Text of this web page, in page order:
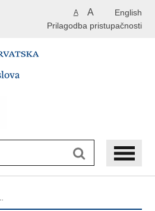
English
A A
Prilagodba pristupačnosti